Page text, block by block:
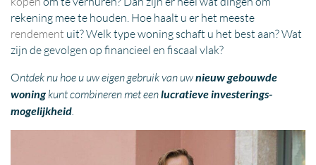
rekening mee te houden. Hoe haalt u er het meeste
rendement uit? Welk type woning schaft u het best aan? Wat
zijn de gevolgen op financieel en fiscaal vlak?
Ontdek nu hoe u uw eigen gebruik van uwnieuw gebouwde
woningkunt combineren met eenlucratieve investerings-
mogelijkheid.